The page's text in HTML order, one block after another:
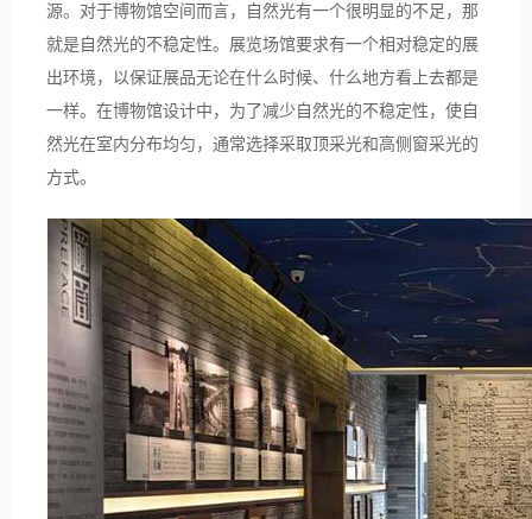
源。对于博物馆空间而言，自然光有一个很明显的不足，那
就是自然光的不稳定性。展览场馆要求有一个相对稳定的展
出环境，以保证展品无论在什么时候、什么地方看上去都是
一样。在博物馆设计中，为了减少自然光的不稳定性，使自
然光在室内分布均匀，通常选择采取顶采光和高侧窗采光的
方式。